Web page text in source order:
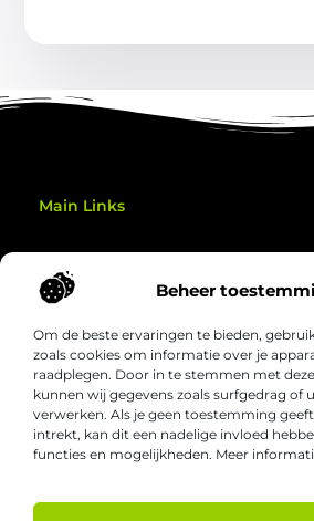
Beheer
Om de beste ervaringen te bieden,
zoals cookies om informatie over je
raadplegen. Door in te stemmen met
kunnen wij gegevens zoals surfgedrag of
verwerken. Als je geen toestemming
intrekt, kan dit een nadelige invloed
functies en mogelijkheden. Meer
Main Links
Welgezond.nl – Jouw bron
inzichten
Duik in een verzameling van artikelen en